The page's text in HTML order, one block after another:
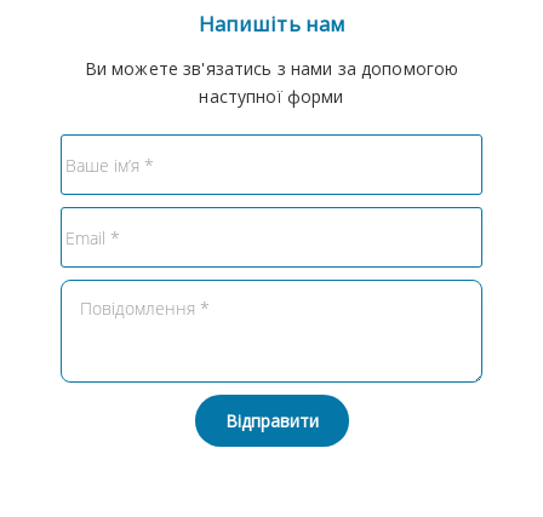
Напишіть нам
Ви можете зв'язатись з нами за допомогою
наступної форми
Відправити